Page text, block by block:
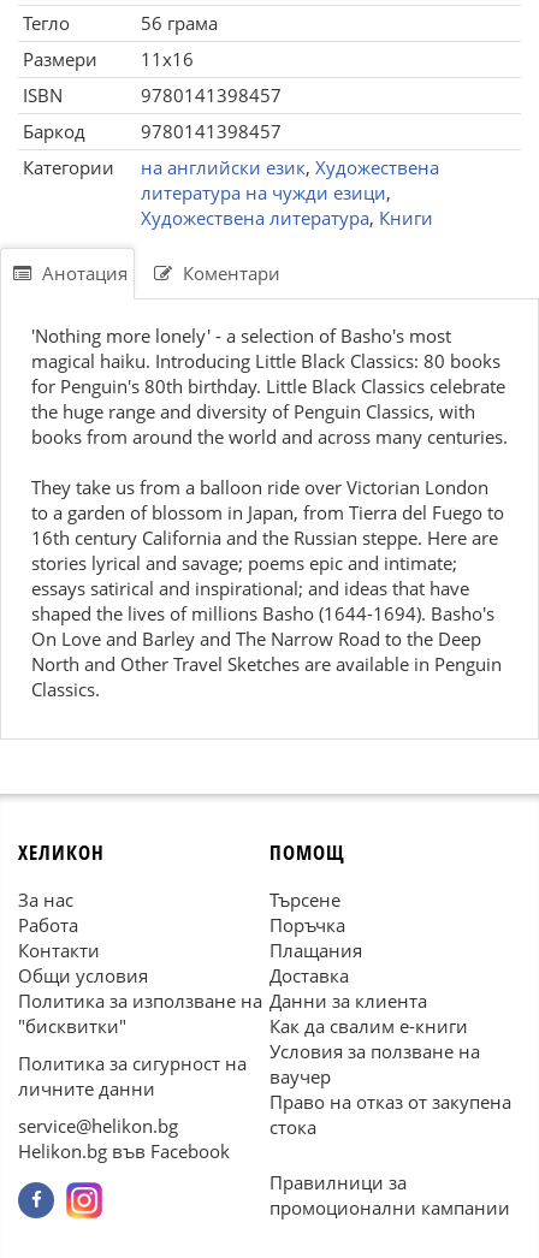
Тегло
56 грама
Размери
11x16
ISBN
9780141398457
Баркод
9780141398457
Категории
на английски език, Художествена
литература на чужди езици,
Художествена литература, Книги
Анотация Коментари
'Nothing more lonely' - a selection of Basho's most
magical haiku. Introducing Little Black Classics: 80 books
for Penguin's 80th birthday. Little Black Classics celebrate
the huge range and diversity of Penguin Classics, with
books from around the world and across many centuries.
They take us from a balloon ride over Victorian London
to a garden of blossom in Japan, from Tierra del Fuego to
16th century California and the Russian steppe. Here are
stories lyrical and savage; poems epic and intimate;
essays satirical and inspirational; and ideas that have
shaped the lives of millions Basho (1644-1694). Basho's
On Love and Barley and The Narrow Road to the Deep
North and Other Travel Sketches are available in Penguin
Classics.
ХЕЛИКОН
За нас
Работа
Контакти
Общи условия
Политика за използване на
"бисквитки"
Политика за сигурност на
личните данни
service@helikon.bg
Helikon.bg във Facebook
ПОМОЩ
Търсене
Поръчка
Плащания
Доставка
Данни за клиента
Как да свалим е-книги
Условия за ползване на
ваучер
Право на отказ от закупена
стока
Правилници за
промоционални кампании